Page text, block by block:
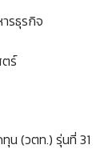
รธุรกิจ
ร์
น (วตท.) รุ่นที่ 31